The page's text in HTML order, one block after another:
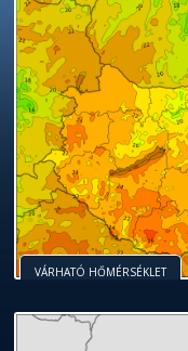
VÁRHATÓ HŐMÉRSÉKLET